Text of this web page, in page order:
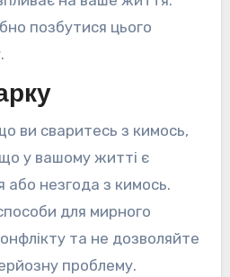
позбутися цього
ви сваритесь з кимось,
у вашому житті є
або незгода з кимось.
для мирного
та не дозволяйте
проблему.